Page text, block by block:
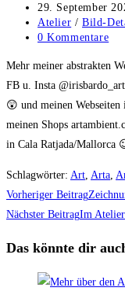
Autor:
Beitrag
veröffentlicht:
29. September
Beitrags-
Kategorie:
Atelier / Bild-
Beitrags-
0 Kommentare
Mehr meiner abstrakten
FB u. Insta
😲 und meinen
meinen Shops
in Cala Ratjada/Mallorca
Schlagwörter: Art, Arta,
Weitere
Artikel
ansehen
Vorheriger Beitrag
Nächster BeitragIm Atelier
Das könnte dir